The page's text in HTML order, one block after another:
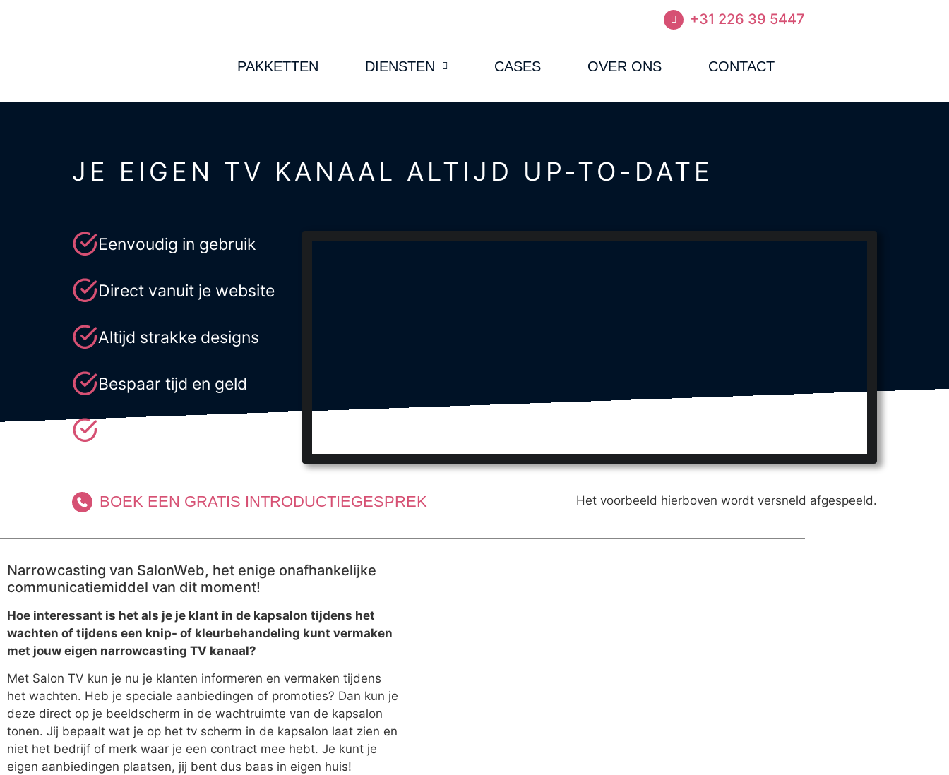
+31 226 39 5447
PAKKETTEN DIENSTEN CASES OVER ONS CONTACT
JE EIGEN TV KANAAL ALTIJD UP-TO-DATE
Eenvoudig in gebruik
Direct vanuit je website
Altijd strakke designs
Bespaar tijd en geld
BOEK EEN GRATIS INTRODUCTIEGESPREK Het voorbeeld hierboven wordt versneld afgespeeld.
Narrowcasting van SalonWeb, het enige onafhankelijke
communicatiemiddel van dit moment!
Hoe interessant is het als je je klant in de kapsalon tijdens het
wachten of tijdens een knip- of kleurbehandeling kunt vermaken
met jouw eigen narrowcasting TV kanaal?
Met Salon TV kun je nu je klanten informeren en vermaken tijdens
het wachten. Heb je speciale aanbiedingen of promoties? Dan kun je
deze direct op je beeldscherm in de wachtruimte van de kapsalon
tonen. Jij bepaalt wat je op het tv scherm in de kapsalon laat zien en
niet het bedrijf of merk waar je een contract mee hebt. Je kunt je
eigen aanbiedingen plaatsen, jij bent dus baas in eigen huis!